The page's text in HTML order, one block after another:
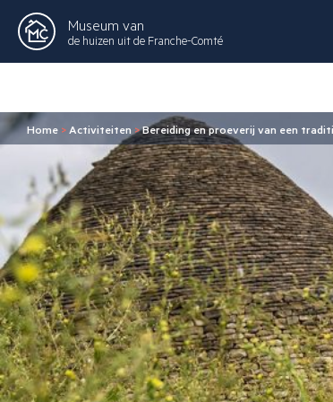
Museum van
de huizen uit de Franche-Comté
Home > Activiteiten >Bereiding en proeverij van een